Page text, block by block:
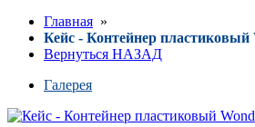
Главная »
Кейс - Контейнер
Вернуться НАЗАД
Галерея